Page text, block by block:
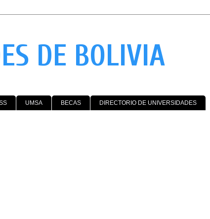
DE BOLIVIA
UMSA BECAS DIRECTORIO DE UNIVERSIDADES